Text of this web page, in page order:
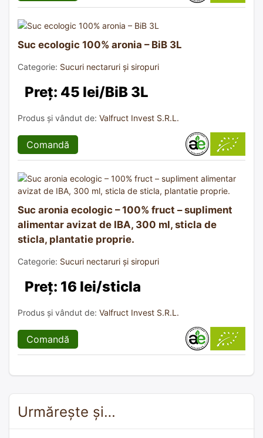
Suc ecologic 100% aronia – BiB 3L
Categorie: Sucuri nectaruri și siropuri
Preț: 45 lei/BiB 3L
Produs și vândut de: Valfruct Invest S.R.L.
Comandă
Suc aronia ecologic – 100% fruct – supliment
alimentar avizat de IBA, 300 ml, sticla de
sticla, plantatie proprie.
Categorie: Sucuri nectaruri și siropuri
Preț: 16 lei/sticla
Produs și vândut de: Valfruct Invest S.R.L.
Comandă
Urmărește și…